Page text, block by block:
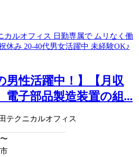
男性活躍中！】【月収
電子部品製造装置の組...
テクニカルオフィス